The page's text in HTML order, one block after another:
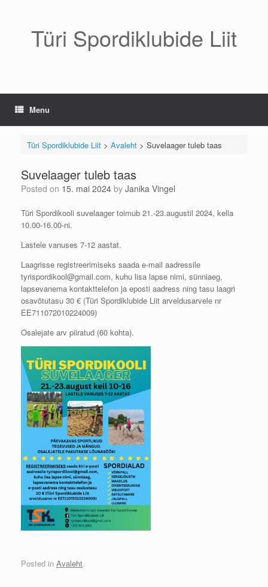
Türi Spordiklubide Liit
Menu
Türi Spordiklubide Liit> Avaleht> Suvelaager tuleb taas
Suvelaager tuleb taas
Posted on 15. mai 2024 by Janika Vingel
Türi Spordikooli suvelaager toimub 21.-23.augustil 2024, kella
10.00-16.00-ni.
Lastele vanuses 7-12 aastat.
Laagrisse registreerimiseks saada e-mail aadressile
tyrispordikool@gmail.com, kuhu lisa lapse nimi, sünniaeg,
lapsevanema kontakttelefon ja eposti aadress ning tasu laagri
osavõtutasu 30 € (Türi Spordiklubide Liit arveldusarvele nr
EE711072010224009)
Osalejate arv piiratud (60 kohta).
Posted in Avaleht.